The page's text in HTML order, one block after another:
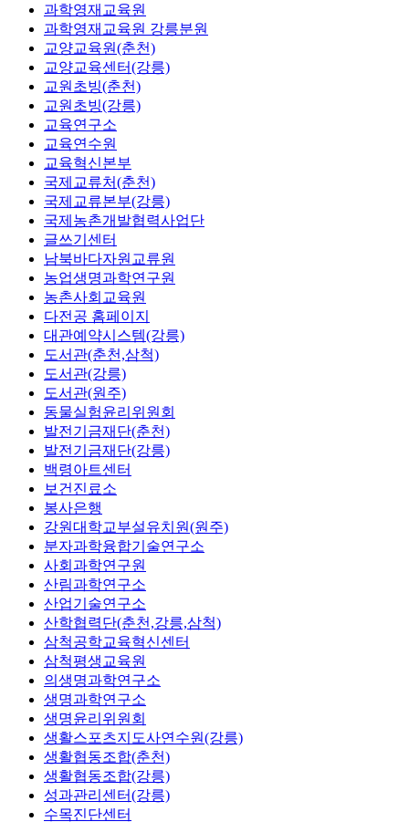
과학영재교육원
과학영재교육원 강릉분원
교양교육원(춘천)
교양교육센터(강릉)
교원초빙(춘천)
교원초빙(강릉)
교육연구소
교육연수원
교육혁신본부
국제교류처(춘천)
국제교류본부(강릉)
국제농촌개발협력사업단
글쓰기센터
남북바다자원교류원
농업생명과학연구원
농촌사회교육원
다전공 홈페이지
대관예약시스템(강릉)
도서관(춘천,삼척)
도서관(강릉)
도서관(원주)
동물실험윤리위원회
발전기금재단(춘천)
발전기금재단(강릉)
백령아트센터
보건진료소
봉사은행
강원대학교부설유치원(원주)
분자과학융합기술연구소
사회과학연구원
산림과학연구소
산업기술연구소
산학협력단(춘천,강릉,삼척)
삼척공학교육혁신센터
삼척평생교육원
의생명과학연구소
생명과학연구소
생명윤리위원회
생활스포츠지도사연수원(강릉)
생활협동조합(춘천)
생활협동조합(강릉)
성과관리센터(강릉)
수목진단센터